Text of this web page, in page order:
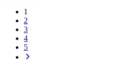
1
2
3
4
5